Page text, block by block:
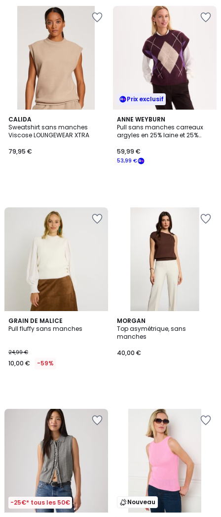
CALIDA
Sweatshirt sans manches
Viscose LOUNGEWEAR XTRA
79,95 €
Prix exclusif
ANNE WEYBURN
Pull sans manches carreaux
argyles en 25% laine et 25%
53,99 €
59,99 €
GRAIN DE MALICE
Pull fluffy sans manches
24,99 €
10,00 € -59%
MORGAN
Top asymétrique, sans
manches
40,00 €
-25€* tous les 50€ Nouveau